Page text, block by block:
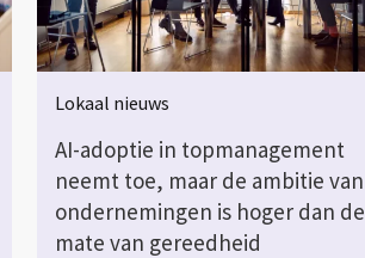
Lokaal nieuws
AI-adoptie in topmanagement
neemt toe, maar de ambitie van
ondernemingen is hoger dan de
mate van gereedheid